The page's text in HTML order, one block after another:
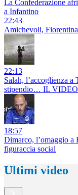
La Confederazione
a Infantino
22:43
Amichevoli,
22:13
Salah, l’accoglienza
stipendio… IL VIDEO
18:57
Dimarco, l’omaggio a
figuraccia social
Ultimi video